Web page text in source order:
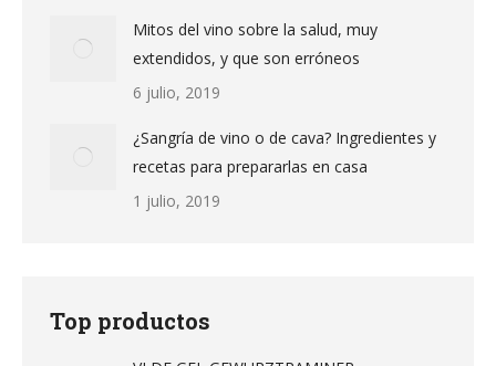
Mitos del vino sobre la salud, muy
extendidos, y que son erróneos
6 julio, 2019
¿Sangría de vino o de cava? Ingredientes y
recetas para prepararlas en casa
1 julio, 2019
Top productos